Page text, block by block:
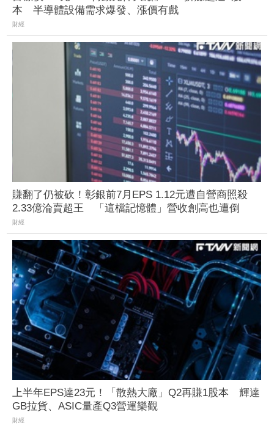
本 半導體設備需求爆發、漲價有戲
財經
賺翻了仍被砍！彰銀前7月EPS 1.12元遭自營商照殺
2.33億淪賣超王 「這檔記憶體」營收創高也遭倒
財經
上半年EPS達23元！「散熱大廠」Q2再賺1股本 輝達
GB拉貨、ASIC量產Q3營運樂觀
財經